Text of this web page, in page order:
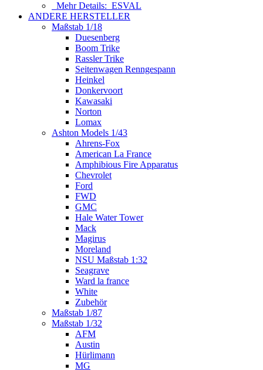
Mehr Details: ESVAL
ANDERE HERSTELLER
Maßstab 1/18
Duesenberg
Boom Trike
Rassler Trike
Seitenwagen Renngespann
Heinkel
Donkervoort
Kawasaki
Norton
Lomax
Ashton Models 1/43
Ahrens-Fox
American La France
Amphibious Fire Apparatus
Chevrolet
Ford
FWD
GMC
Hale Water Tower
Mack
Magirus
Moreland
NSU Maßstab 1:32
Seagrave
Ward la france
White
Zubehör
Maßstab 1/87
Maßstab 1/32
AFM
Austin
Hürlimann
MG